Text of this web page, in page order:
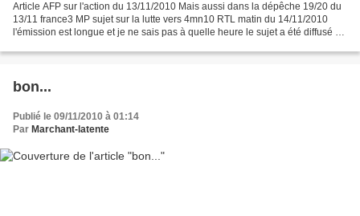
Article AFP sur l'action du 13/11/2010 Mais aussi dans la dépêche 19/20 du
13/11 france3 MP sujet sur la lutte vers 4mn10 RTL matin du 14/11/2010
l'émission est longue et je ne sais pas à quelle heure le sujet a été diffusé (si
bon...
Publié le 09/11/2010 à 01:14
Par Marchant-latente